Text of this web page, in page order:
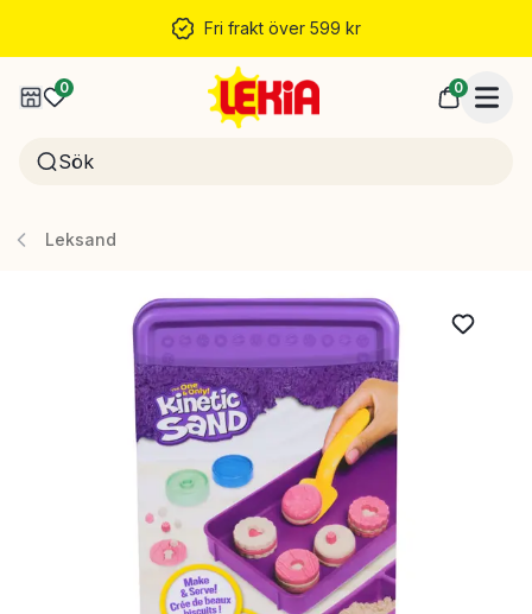
Fri frakt över 599 kr
0 0
Leksand